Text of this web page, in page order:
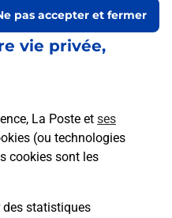
vie privée,
La Poste et ses
(ou technologies
cookies sont les
des statistiques
pas accepter et fermer